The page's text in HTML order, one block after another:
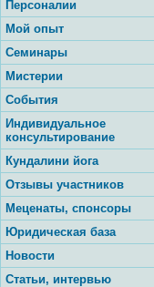
Персоналии
Мой опыт
Семинары
Мистерии
События
Индивидуальное
консультирование
Кундалини йога
Отзывы участников
Меценаты, спонсоры
Юридическая база
Новости
Статьи, интервью